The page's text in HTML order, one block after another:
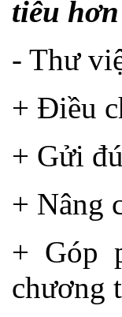
tiêu hơn
- Thư
+ Điều
+ Gửi
+ Nâng
+ Góp
chương